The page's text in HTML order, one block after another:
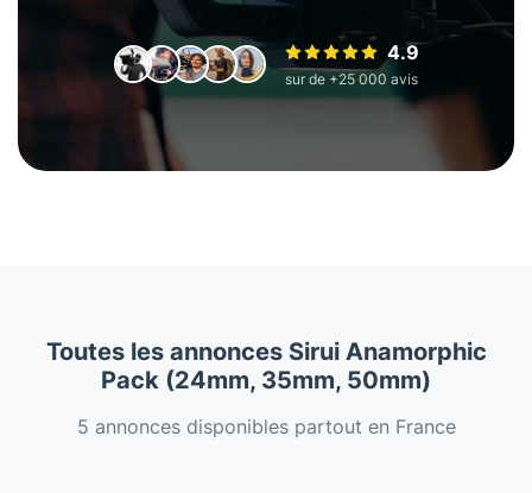
4.9
sur de +25 000 avis
Toutes les annonces Sirui Anamorphic
Pack (24mm, 35mm, 50mm)
5 annonces disponibles partout en France